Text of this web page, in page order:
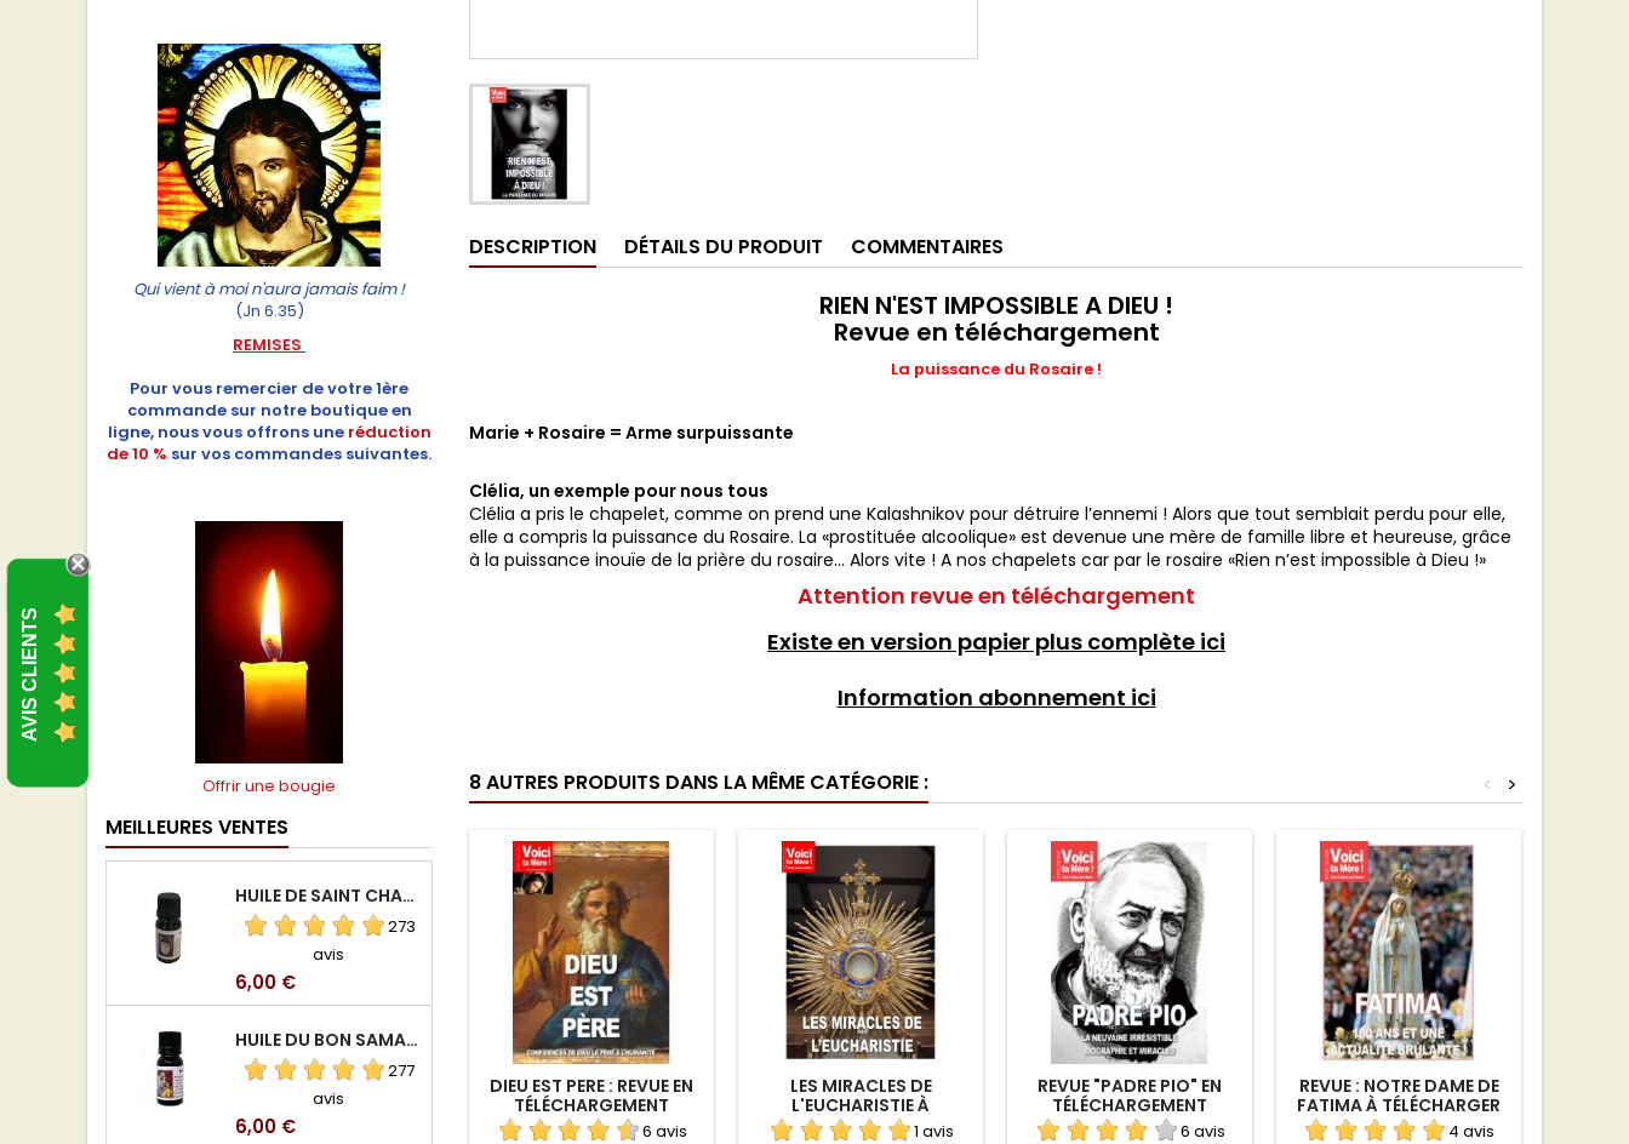
Qui vient à moi n'aura jamais faim !
(Jn 6.35)
REMISES
Pour vous remercier de votre 1ère
commande sur notre boutique en
ligne, nous vous offrons une réduction
de 10 % sur vos commandes suivantes.
Offrir une bougie
MEILLEURES VENTES
HUILE DE SAINT CHARBEL
273
avis
Prix
6,00 €
HUILE DU BON SAMARITAIN
277
avis
Prix
6,00 €
DESCRIPTION DÉTAILS DU PRODUIT COMMENTAIRES
RIEN N'EST IMPOSSIBLE A DIEU !
Revue en téléchargement
La puissance du Rosaire !
Marie + Rosaire = Arme surpuissante
Clélia, un exemple pour nous tous
Clélia a pris le chapelet, comme on prend une Kalashnikov pour détruire l’ennemi ! Alors que tout semblait perdu pour elle,
elle a compris la puissance du Rosaire. La «prostituée alcoolique» est devenue une mère de famille libre et heureuse, grâce
à la puissance inouïe de la prière du rosaire... Alors vite ! A nos chapelets car par le rosaire «Rien n’est impossible à Dieu !»
Attention revue en téléchargement
Existe en version papier plus complète ici
Information abonnement ici
8 AUTRES PRODUITS DANS LA MÊME CATÉGORIE : >
<
DIEU EST PERE : REVUE EN
TÉLÉCHARGEMENT
6 avis
LES MIRACLES DE
L'EUCHARISTIE À
TÉLÉCHARGER1 avis
REVUE "PADRE PIO" EN
TÉLÉCHARGEMENT
6 avis
REVUE : NOTRE DAME DE
FATIMA À TÉLÉCHARGER
4 avis
AVIS CLIENTS